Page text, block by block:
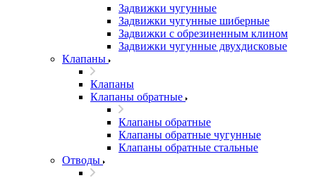
Задвижки чугунные
Задвижки чугунные шиберные
Задвижки с обрезиненным клином
Задвижки чугунные двухдисковые
Клапаны
Клапаны
Клапаны обратные
Клапаны обратные
Клапаны обратные чугунные
Клапаны обратные стальные
Отводы